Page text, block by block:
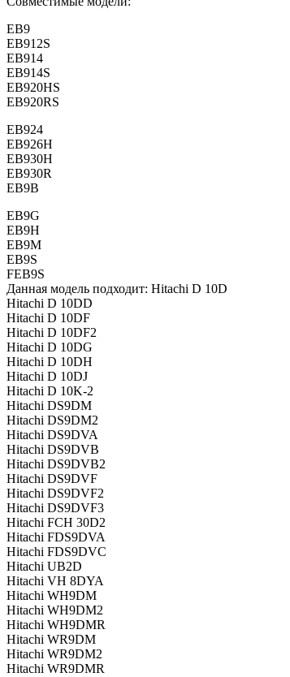
EB9
EB912S
EB914
EB914S
EB920HS
EB920RS
EB924
EB926H
EB930H
EB930R
EB9B
EB9G
EB9H
EB9M
EB9S
FEB9S
Данная модель подходит: Hitachi D 10D
Hitachi D 10DD
Hitachi D 10DF
Hitachi D 10DF2
Hitachi D 10DG
Hitachi D 10DH
Hitachi D 10DJ
Hitachi D 10K-2
Hitachi DS9DM
Hitachi DS9DM2
Hitachi DS9DVA
Hitachi DS9DVB
Hitachi DS9DVB2
Hitachi DS9DVF
Hitachi DS9DVF2
Hitachi DS9DVF3
Hitachi FCH 30D2
Hitachi FDS9DVA
Hitachi FDS9DVC
Hitachi UB2D
Hitachi VH 8DYA
Hitachi WH9DM
Hitachi WH9DM2
Hitachi WH9DMR
Hitachi WR9DM
Hitachi WR9DM2
Hitachi WR9DMR